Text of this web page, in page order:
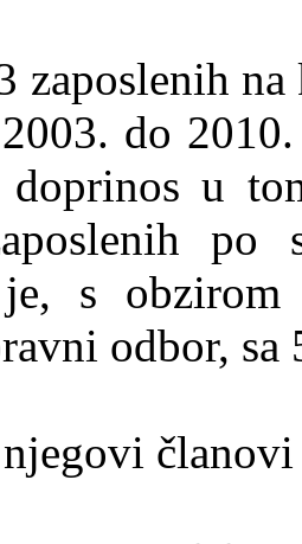
zaposlenih
do
doprinos u
po
s obzirom
odbor, sa
članovi